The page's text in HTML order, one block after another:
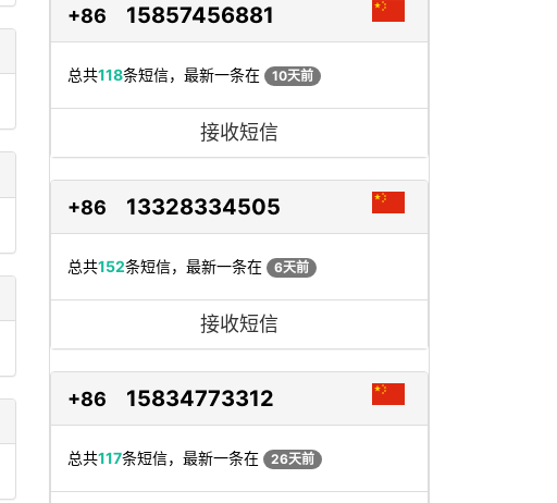
+86 15857456881
总共118条短信，最新一条在 10天前
接收短信
+86 13328334505
总共152条短信，最新一条在 6天前
接收短信
+86 15834773312
总共117条短信，最新一条在 26天前